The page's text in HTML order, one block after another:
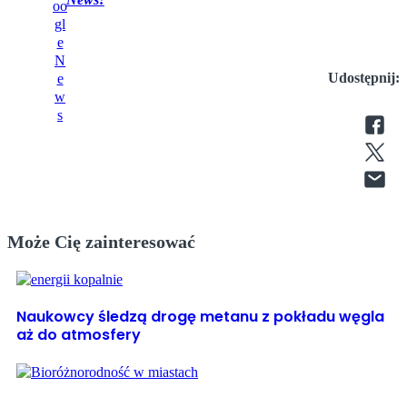
Udostępnij:
Może Cię zainteresować
Naukowcy śledzą drogę metanu z pokładu węgla
aż do atmosfery